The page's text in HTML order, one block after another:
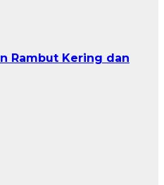
Rambut Kering dan